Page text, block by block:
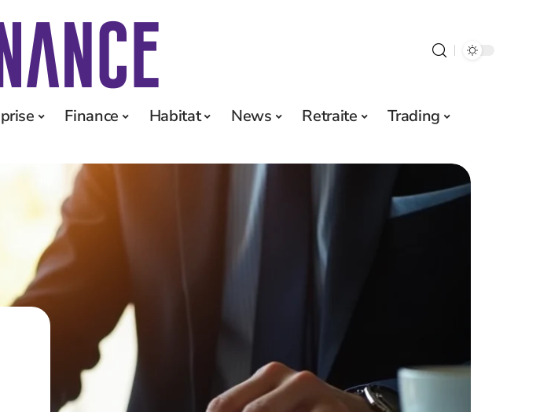
Finance Habitat News Retraite Trading